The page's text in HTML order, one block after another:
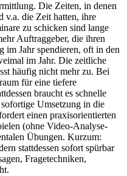
Die Zeiten, in denen
v.a. die Zeit hatten, ihre
zu schicken sind lange
Auftraggeber, die ihren
im Jahr spendieren, oft in den
im Jahr. Die zeitliche
häufig nicht mehr zu. Bei
für eine tiefere
braucht es schnelle
Umsetzung in die
einen praxisorientierten
(ohne Video-Analyse-
Übungen. Kurzum:
stattdessen sofort spürbar
Fragetechniken,